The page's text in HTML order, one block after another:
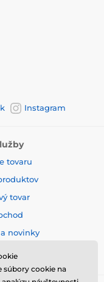
bez
Instagram
tovaru
tovar
novinky
súbory cookie na